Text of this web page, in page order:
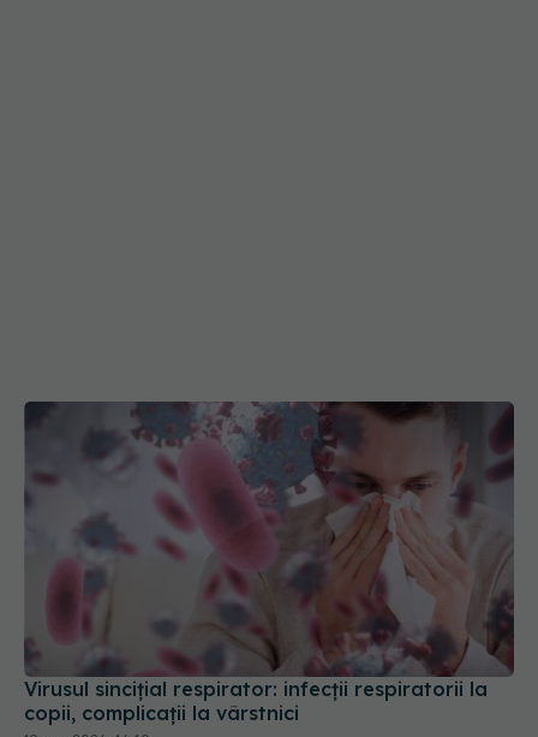
Virusul sincițial respirator: infecții respiratorii la
copii, complicații la vârstnici
19 mar 2026, 16:10